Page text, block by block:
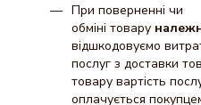
При поверненні чи
обміні товару
відшкодовуємо
послуг з доставки
товару вартість
оплачується